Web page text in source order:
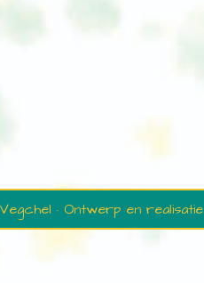
· Ontwerp en realisatie